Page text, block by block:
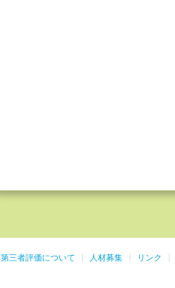
第三者評価について 人材募集 リンク